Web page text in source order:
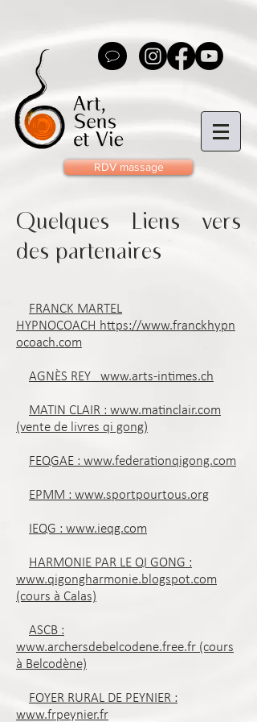
RDV massage
Quelques Liens vers
des partenaires
FRANCK MARTEL
HYPNOCOACH https://www.franckhypn
ocoach.com
AGNÈS REY www.arts-intimes.ch
MATIN CLAIR : www.matinclair.com
(vente de livres qi gong)
FEQGAE : www.federationqigong.com
EPMM : www.sportpourtous.org
IEQG : www.ieqg.com
HARMONIE PAR LE QI GONG :
www.qigongharmonie.blogspot.com
(cours à Calas)
ASCB :
www.archersdebelcodene.free.fr (cours
à Belcodène)
FOYER RURAL DE PEYNIER :
www.frpeynier.fr